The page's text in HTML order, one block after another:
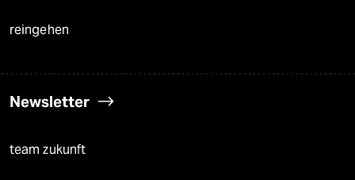
reingehen
Newsletter
team zukunft